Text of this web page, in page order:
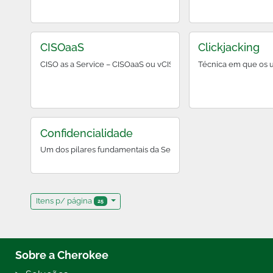
CISOaaS
CISO as a Service –
Clickjacking
Técnica em que os
Confidencialidade
Um dos pilares fundamentais da Segurança da Informação, a
Itens p/ página 25
Sobre a Cherokee